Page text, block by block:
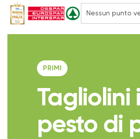
PRIMI
Tagliolini
pesto di